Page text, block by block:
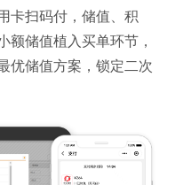
卡扫码付，储值、积
额储值植入买单环节，
优储值方案，锁定二次